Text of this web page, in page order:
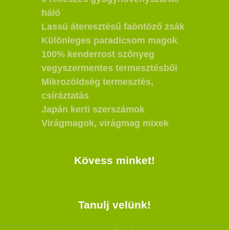
háló
Lassú áteresztésű faöntöző zsák
Különleges paradicsom magok
100% kenderrost szőnyeg
vegyszermentes termesztésből
Mikrozöldség termesztés,
csíráztatás
Japán kerti szerszámok
Virágmagok, virágmag mixek
Kövess minket!
Tanulj velünk!